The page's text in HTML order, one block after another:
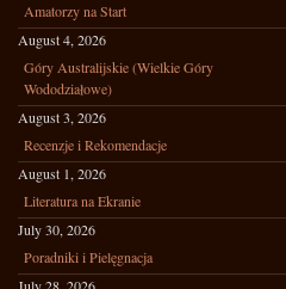
Amatorzy na Start
August 4, 2026
Góry Australijskie (Wielkie Góry
Wododziałowe)
August 3, 2026
Recenzje i Rekomendacje
August 1, 2026
Literatura na Ekranie
July 30, 2026
Poradniki i Pielęgnacja